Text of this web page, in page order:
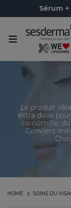
Sérum +
Le produit
extra doux
camomille, du
Convient
SOINS DU
HOME